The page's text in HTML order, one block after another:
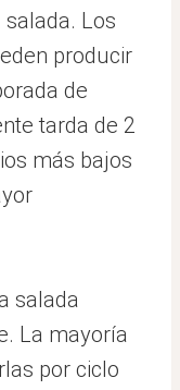
Los
producir
de
tarda de 2
más bajos
salada
La mayoría
por ciclo